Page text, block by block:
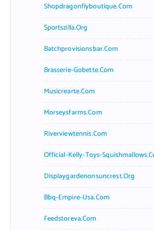
Shopdragonflyboutique.com
Sportszilla.org
Batchprovisionsbar.com
Brasserie-Gobette.com
Musicrearte.com
Morseysfarms.com
Riverviewtennis.com
Official-Kelly-Toys-
Displaygardenonsuncrest.org
Bbq-Empire-Usa.com
Feedstoreva.com